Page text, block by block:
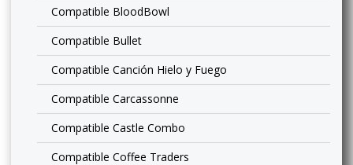
Compatible BloodBowl
Compatible Bullet
Compatible Canción Hielo y Fuego
Compatible Carcassonne
Compatible Castle Combo
Compatible Coffee Traders